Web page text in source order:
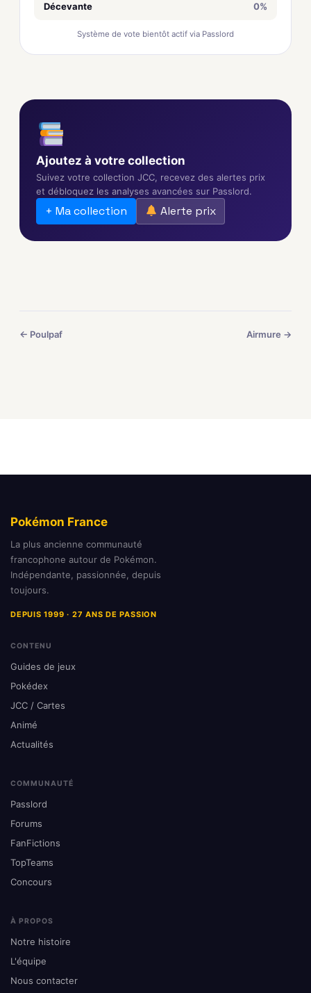
Décevante 0%
Système de vote bientôt actif via Passlord
Ajoutez à votre collection
Suivez votre collection JCC, recevez des alertes prix
et débloquez les analyses avancées sur Passlord.
+ Ma collection Alerte prix
← Poulpaf Airmure →
Pokémon France
La plus ancienne communauté
francophone autour de Pokémon.
Indépendante, passionnée, depuis
toujours.
DEPUIS 1999 · 27 ANS DE PASSION
CONTENU
Guides de jeux
Pokédex
JCC / Cartes
Animé
Actualités
COMMUNAUTÉ
Passlord
Forums
FanFictions
TopTeams
Concours
À PROPOS
Notre histoire
L'équipe
Nous contacter